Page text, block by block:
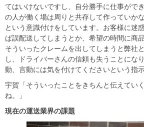
てはいけないですし、自分勝手に仕事がで
の人が働く場は周りと共存して作っていか
という意識付けをしています。お客様に迷
ば誤配送してしまうとか、希望の時間に商
そういったクレームを出してしまうと弊社
し、ドライバーさんの信頼も失うことにな
動、言動には気を付けてくださいという指
宇賀「そういったことをきちんと伝えてい
ね。」
現在の運送業界の課題